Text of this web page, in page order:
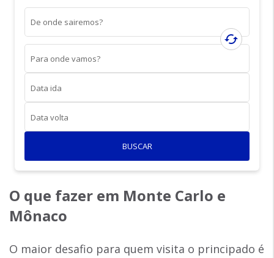
De onde sairemos?
cached
Para onde vamos?
Data ida
Data volta
BUSCAR
O que fazer em Monte Carlo e
Mônaco
O maior desafio para quem visita o principado é